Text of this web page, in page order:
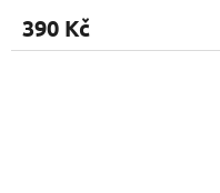
390 Kč